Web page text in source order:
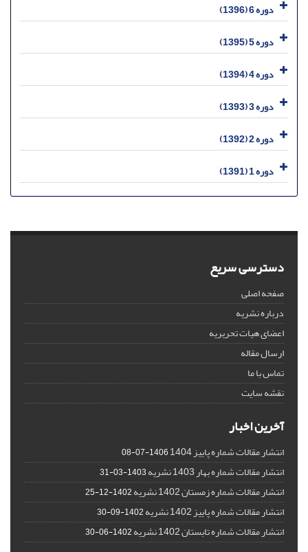
دوره 6 (1396)
دوره 5 (1395)
دوره 4 (1394)
دوره 3 (1393)
دوره 2 (1392)
دوره 1 (1391)
دسترسی سریع
صفحه اصلی
درباره نشریه
اعضای هیات تحریریه
ارسال مقاله
تماس با ما
نقشه سایت
آخرین اخبار
انتشار مقالات شماره پاییز 1404 1406-07-08
انتشار مقالات شماره بهار 1403 نشریه 1403-03-31
انتشار مقالات شماره زمستان 1402 نشریه 1402-12-25
انتشار مقالات شماره پاییز 1402 نشریه 1402-09-30
انتشار مقالات شماره تابستان 1402 نشریه 1402-06-30